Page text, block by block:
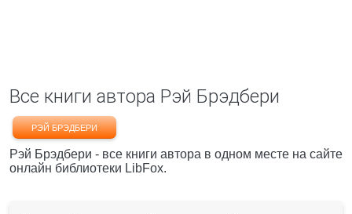
Все книги автора Рэй Брэдбери
РЭЙ БРЭДБЕРИ
Рэй Брэдбери - все книги автора в одном месте на сайте
онлайн библиотеки LibFox.